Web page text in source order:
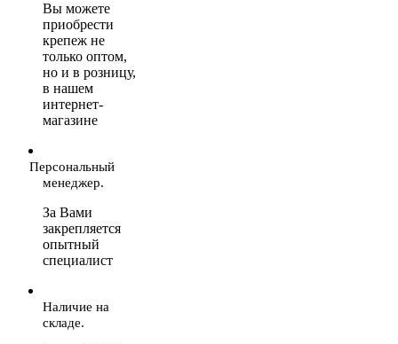
Вы можете
приобрести
крепеж не
только оптом,
но и в розницу,
в нашем
интернет-
магазине
Персональный
менеджер.
За Вами
закрепляется
опытный
специалист
Наличие на
складе.